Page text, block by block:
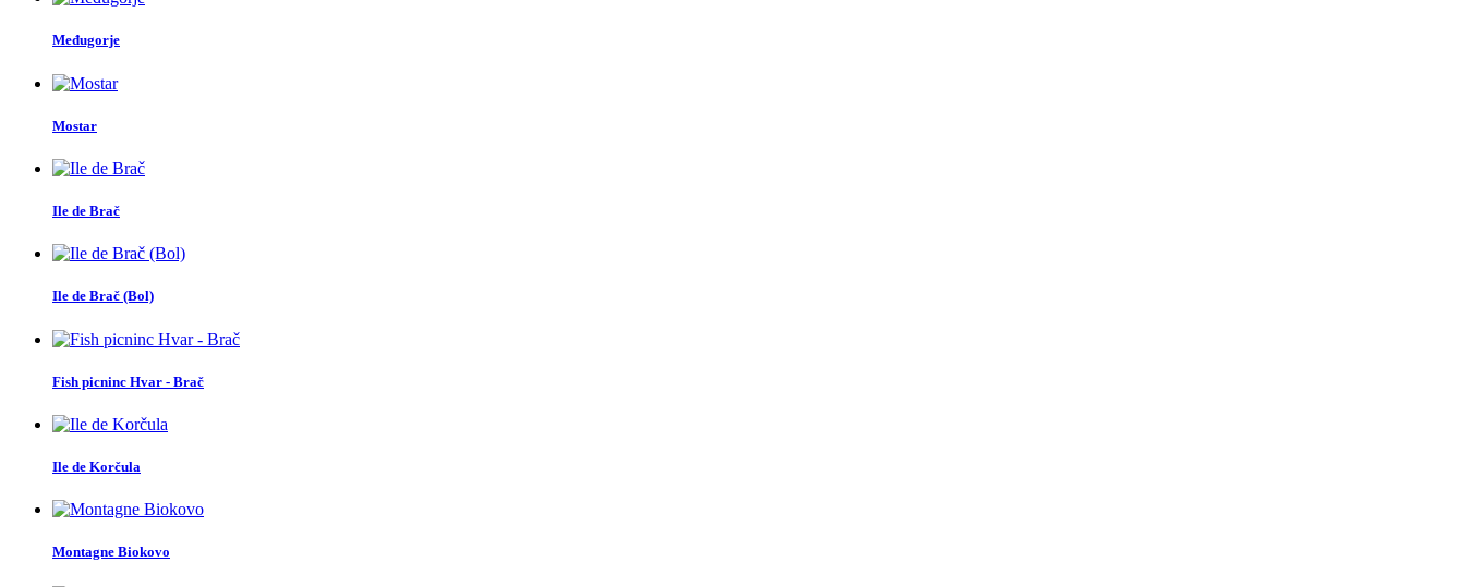
Međugorje
Mostar
Ile de Brač
Ile de Brač (Bol)
Fish picninc Hvar - Brač
Ile de Korčula
Montagne Biokovo